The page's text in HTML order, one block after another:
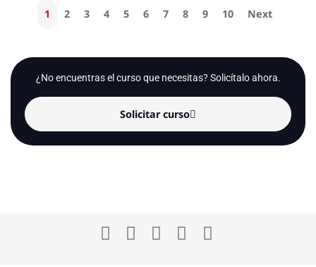
1 2 3 4 5 6 7 8 9 10 Next
¿No encuentras el curso que necesitas? Solicítalo ahora.
Solicitar curso